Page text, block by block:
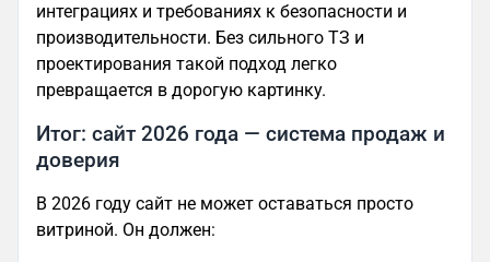
интеграциях и требованиях к безопасности и
производительности. Без сильного ТЗ и
проектирования такой подход легко
превращается в дорогую картинку.
Итог: сайт 2026 года — система продаж и
доверия
В 2026 году сайт не может оставаться просто
витриной. Он должен: